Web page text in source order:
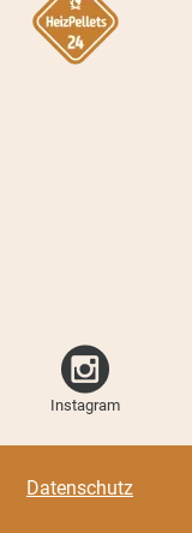
Instagram
Datenschutz